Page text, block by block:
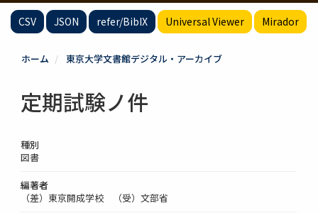
CSV JSON refer/BibIX Universal Viewer Mirador
ホーム 東京大学文書館デジタル・アーカイブ
定期試験ノ件
種別
図書
編著者
（差）東京開成学校 （受）文部省